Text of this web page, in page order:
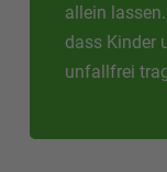
allein
dass Kinder
unfallfrei